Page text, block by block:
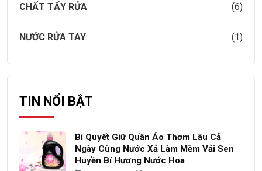
CHẤT TẨY RỬA (6)
NƯỚC RỬA TAY (1)
TIN NỔI BẬT
Bí Quyết Giữ Quần Áo Thơm Lâu Cả
Ngày Cùng Nước Xả Làm Mềm Vải Sen
Huyền Bí Hương Nước Hoa